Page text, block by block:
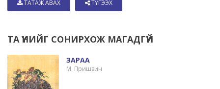
ТАТАЖ АВАХ ТҮГЭЭХ
ТА ҮҮНИЙГ СОНИРХОЖ МАГАДГҮЙ
ЗАРАА
М. Пришвин